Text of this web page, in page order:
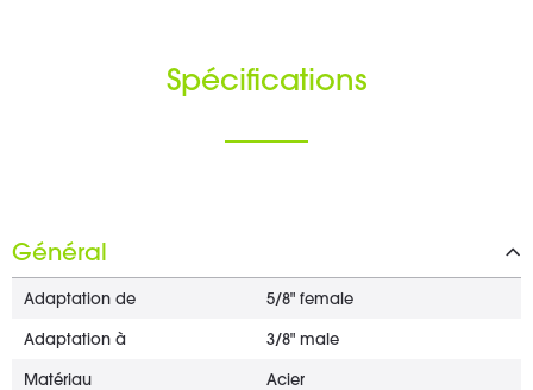
Spécifications
Général
Adaptation de 5/8" female
Adaptation à 3/8" male
Matériau Acier